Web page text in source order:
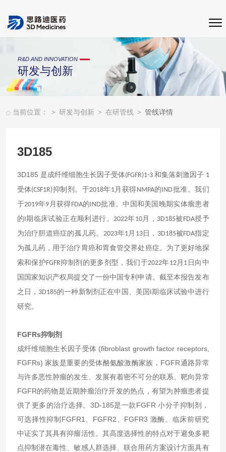
R&D AND INNOVATION
研发与创新
当前位置： > 研发与创新 > 在研管线 > 管线详情
3D185
3D185 是成纤维细胞生长因子受体(FGFR)1-3 和集落刺激因子 1
受体(CSF1R)抑制剂。于2018年1月获得NMPA的IND批准。我们
于2019年9 月获得FDA的IND批准。中国和美国晚期实体瘤患者
的I期临床试验正在顺利进行。 2022年10月， 3D185被 FDA授予
为治疗胆道癌症的孤儿药。 2023年1月 13日， 3D185被FDA指定
为孤儿药，用于治疗胃癌和胃食管交界处癌症。为了更好地探
索和保护FGFR抑制剂的更多剂型，我们于2022年12月 1 日向中
国国家知识产权局提交了一份中国专利申请。截至本报告发布
之日， 3D185的一种新制剂正在中国、美国 I期临床试验中进行
研究。
FGFRs抑制剂
成纤维细胞生长因子受体 (fibroblast growth factor receptors,
FGFRs) 家族是重要的受体酪氨酸激酶家族，FGFR通路异常
与许多恶性肿瘤的发生、发展有着密不可分的联系。靶向异常
FGFR的药物是近期肿瘤治疗开发的热点，有望为肿瘤患者提
供了更多的治疗选择。3D-185是一款FGFR 小分子抑制剂，
可选择性抑制FGFR1、FGFR2、FGFR3 激酶。临床前研究
中证实了其具有抑瘤活性。其高度选择性的特点对于避免多靶
点抑制潜在毒性、敏感人群选择、联合用药方案设计方面具有